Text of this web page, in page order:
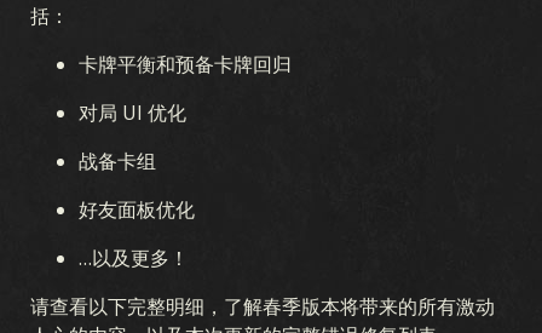
括：
卡牌平衡和预备卡牌回归
对局 UI 优化
战备卡组
好友面板优化
…以及更多！
请查看以下完整明细，了解春季版本将带来的所有激动